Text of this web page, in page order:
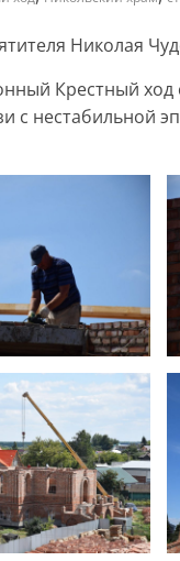
Николая
Крестный ход
с нестабильной